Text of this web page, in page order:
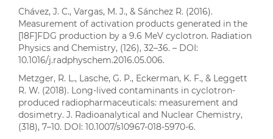
Chávez, J. C., Vargas, M. J., & Sánchez R. (2016).
Measurement of activation products generated in the
[18F]FDG production by a 9.6 MeV cyclotron. Radiation
Physics and Chemistry, (126), 32–36. – DOI:
10.1016/j.radphyschem.2016.05.006.
Metzger, R. L., Lasche, G. P., Eckerman, K. F., & Leggett
R. W. (2018). Long-lived contaminants in cyclotron-
produced radiopharmaceuticals: measurement and
dosimetry. J. Radioanalytical and Nuclear Chemistry,
(318), 7–10. DOI: 10.1007/s10967-018-5970-6.